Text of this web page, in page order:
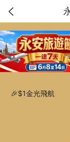
🎉$1金光飛航